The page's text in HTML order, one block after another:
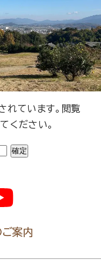
れています。閲覧
ください。
案内